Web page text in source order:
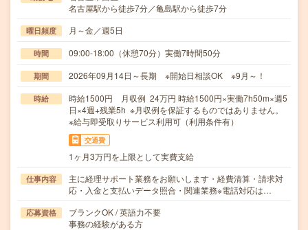
名古屋駅から徒歩7分／亀島駅から徒歩7分
曜日頻度 月～金／週5日
時間 09:00-18:00（休憩70分）実働7時間50分
期間 2026年09月14日～長期 ※開始日相談OK ※9月～！
時給
時給1500円 月収例 24万円 時給1500円×実働7h50m×週5
日×4週+残業5h ※月収例を保証するものではありません。
※給与即受取りサービス利用可（利用条件有）
交通費
1ヶ月3万円を上限として実費支給
仕事内容
主に経理サポート業務をお願いします・経費清算・請求対
応・入金と支払いデータ照合・関連業務※電話対応は…
応募資格
ブランクOK / 英語力不要
事務の経験がある方